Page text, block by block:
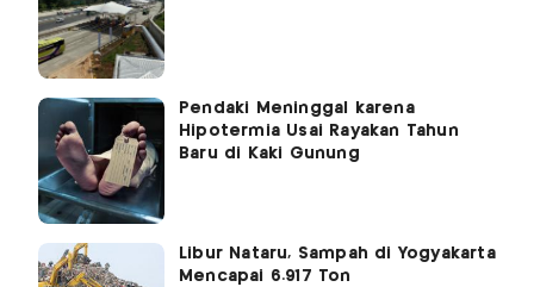
Pendaki Meninggal karena
Hipotermia Usai Rayakan Tahun
Baru di Kaki Gunung
Libur Nataru, Sampah di Yogyakarta
Mencapai 6.917 Ton